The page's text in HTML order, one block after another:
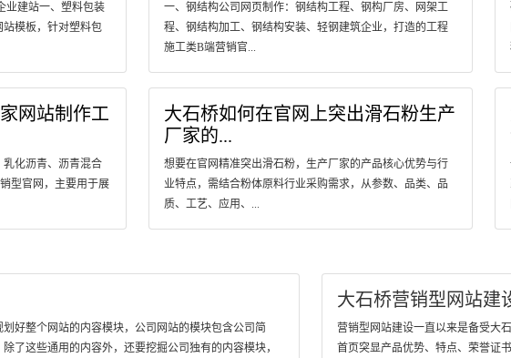
业建站一、塑料包装
模板，针对塑料包
一、钢结构公司网页制作：钢结构工程、钢构厂房、网架工
程、钢结构加工、钢结构安装、轻钢建筑企业，打造的工程
施工类B端营销官...
网站制作工
化沥青、沥青混合
型官网，主要用于展
大石桥如何在官网上突出滑石粉生产
厂家的...
想要在官网精准突出滑石粉，生产厂家的产品核心优势与行
业特点，需结合粉体原料行业采购需求，从参数、品类、品
质、工艺、应用、...
好整个网站的内容模块，公司网站的模块包含公司简
了这些通用的内容外，还要挖掘公司独有的内容模块，
大石桥营销型网站建
营销型网站建设一直以来是备受大
首页突显产品优势、特点、荣誉证